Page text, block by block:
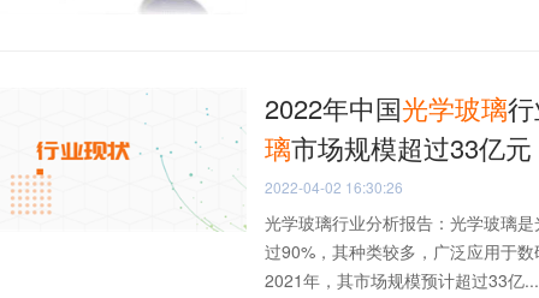
2022年中国光学玻璃
璃市场规模超过33亿
2022-04-02 16:30:26
光学玻璃行业分析报告：光学玻璃
过90%，其种类较多，广泛应用于
2021年，其市场规模预计超过33亿...